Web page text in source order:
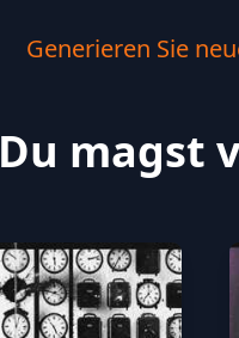
Generieren Sie
Du magst